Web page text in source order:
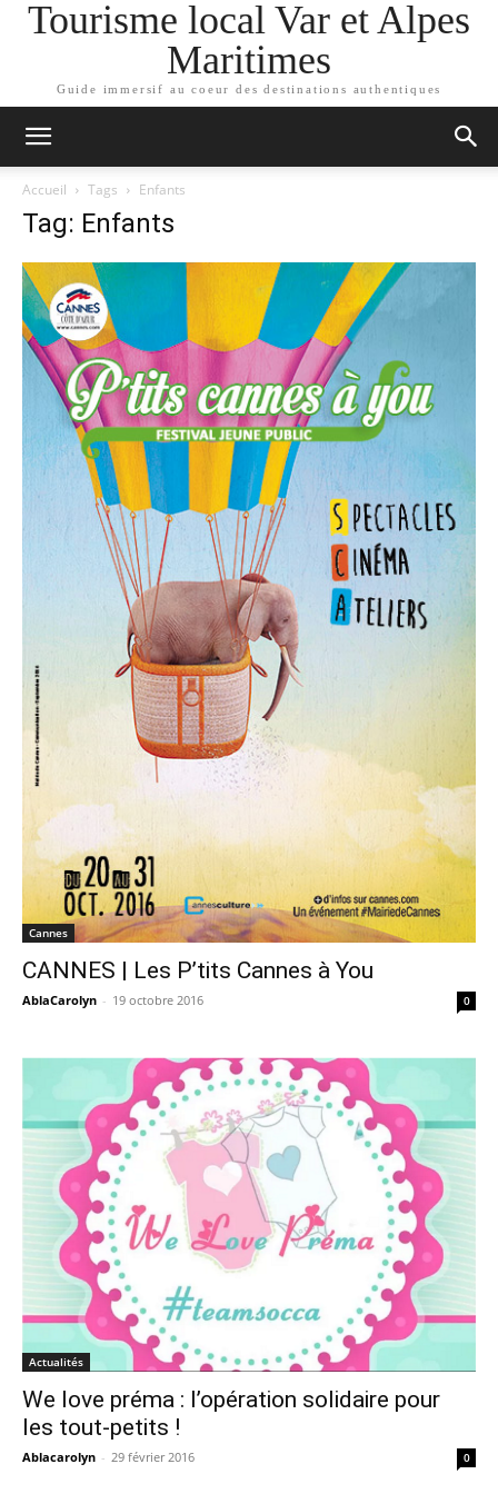
Tourisme local Var et Alpes
Maritimes
Guide immersif au coeur des destinations authentiques
Accueil Tags Enfants
Tag: Enfants
Cannes
CANNES | Les P’tits Cannes à You
AblaCarolyn - 19 octobre 2016 0
Actualités
We love préma : l’opération solidaire pour
les tout-petits !
Ablacarolyn - 29 février 2016 0